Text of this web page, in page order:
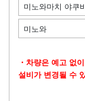
미노와마치 야쿠
미노와
・차량은 예고 없
설비가 변경될 수